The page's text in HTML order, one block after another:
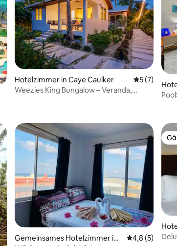
Hotelzimmer in Caye Caulker
5 (7)
Weezies King Bungalow – Veranda,
Gemeinsames Hotelzimmer in
4,8 (5)